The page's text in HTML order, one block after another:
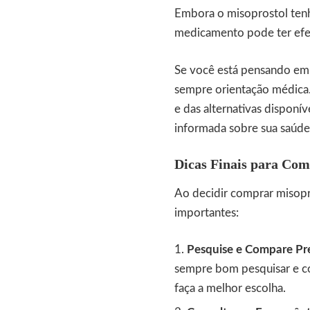
Embora o misoprostol
medicamento pode ter
Se você está pensando
sempre orientação
e das alternativas
informada sobre sua
Dicas Finais para
Ao decidir comprar
importantes:
Pesquise e Compare
sempre bom pesquisar e
faça a melhor escolha.